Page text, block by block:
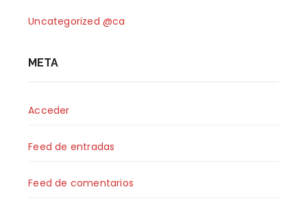
Uncategorized @ca
META
Acceder
Feed de entradas
Feed de comentarios